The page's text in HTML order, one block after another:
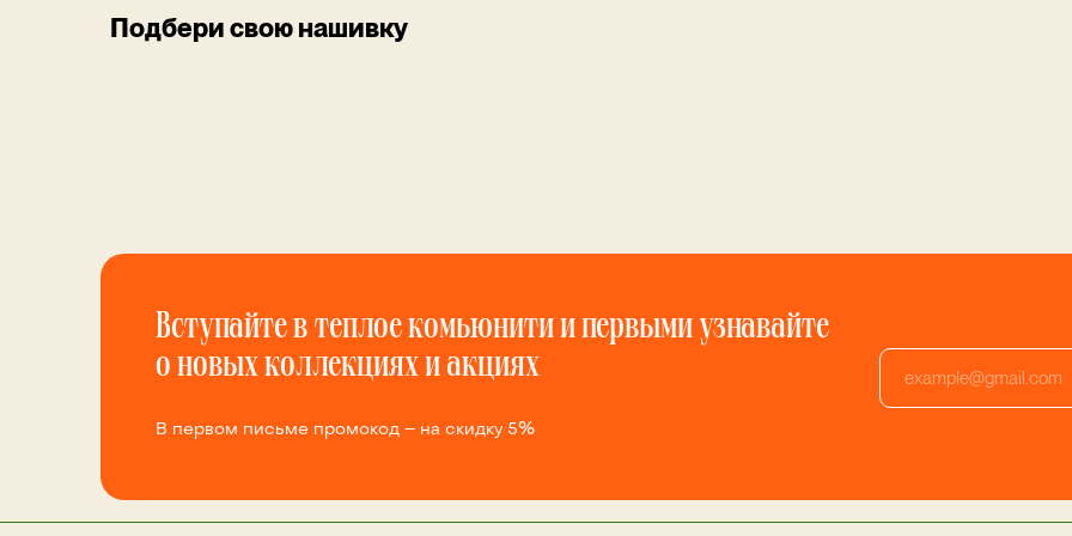
Подбери свою нашивку
В первом письме промокод – на скидку 5%
Вступайте в теплое комьюнити и первыми узнавайте
о новых коллекциях и акциях